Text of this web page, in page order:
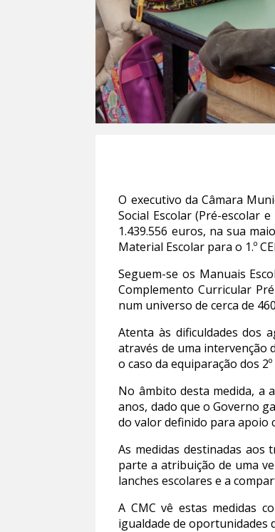
O executivo da Câmara
Social Escolar (Pré-escolar
1.439.556 euros, na sua
Material Escolar para o 1.º
Seguem-se os Manuais
Complemento Curricular
num universo de cerca de
Atenta às dificuldades dos
através de uma intervenção
o caso da equiparação dos
No âmbito desta medida, a
anos, dado que o Governo
do valor definido para apoio
As medidas destinadas
parte a atribuição de uma
lanches escolares e a
A CMC vê estas medidas
igualdade de oportunidades